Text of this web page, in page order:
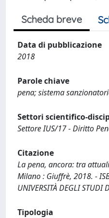
Scheda breve
Data di pubblicazione
2018
Parole chiave
pena; sistema
Settori scientifico-
Settore IUS/17 - Diritto
Citazione
La pena, ancora: tra
Milano : Giuffrè, 2018. -
UNIVERSITÀ DEGLI STUDI
Tipologia